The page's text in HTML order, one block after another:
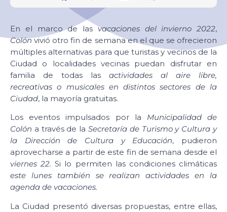
En el marco de lasvacaciones del invierno 2022,
Colónvivió otro fin de semana en el que se ofrecieron
múltiples alternativas para que turistas y vecinos de la
Ciudad o localidades vecinas puedan disfrutar en
familia de todas las actividades al aire libre,
recreativas o musicales en distintos sectores de la
Ciudad, la mayoría gratuitas.
Los eventos impulsados por la Municipalidad de
Colón a través de la Secretaría de Turismo y Cultura y
la Dirección de Cultura y Educación, pudieron
aprovecharse a partir de este fin de semana desde el
viernes 22. Si lo permiten las condiciones climáticas
este lunes también se realizan actividades en la
agenda de vacaciones.
La Ciudad presentó diversas propuestas, entre ellas,